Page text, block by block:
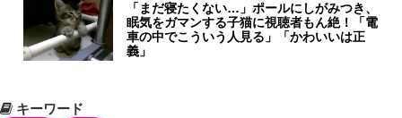
「まだ寝たくない…」ポールにしがみつき、
眠気をガマンする子猫に視聴者もん絶！「電
車の中でこういう人見る」「かわいいは正
義」
キーワード